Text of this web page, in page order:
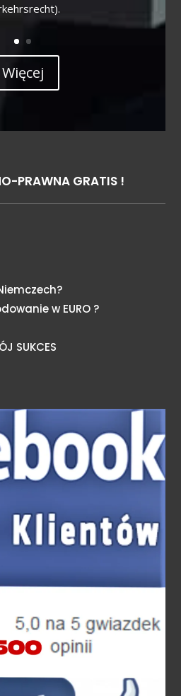
Więcej
PRAWNA GRATIS !
w EURO ?
SUKCES